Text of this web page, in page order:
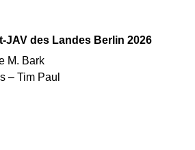
JAV des Landes Berlin 2026
M. Bark
– Tim Paul